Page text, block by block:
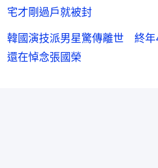
宅才剛過戶就被封
韓國演技派男星驚傳離世 終
還在悼念張國榮